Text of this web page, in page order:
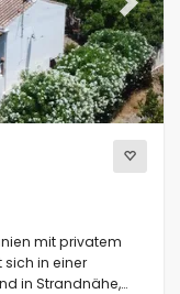
Next
mit privatem
sich in einer
in Strandnähe,